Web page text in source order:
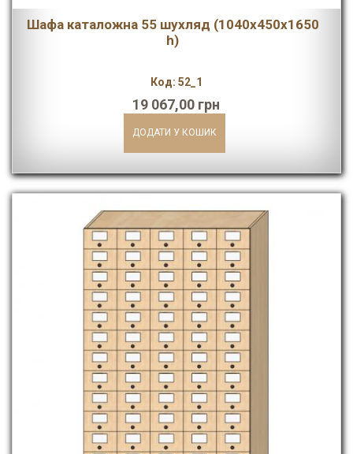
Шафа каталожна 55 шухляд (1040х450х1650
h)
Код: 52_1
19 067,00 грн